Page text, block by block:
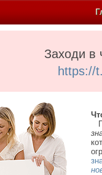
Заходи в
https://